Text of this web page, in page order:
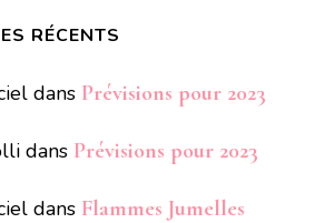
RÉCENTS
dans Prévisions pour 2023
dans Prévisions pour 2023
dans Flammes Jumelles